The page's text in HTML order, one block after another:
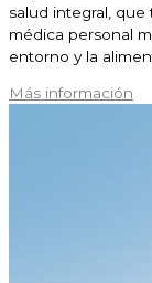
salud integral,
médica personal
entorno y la
Más información